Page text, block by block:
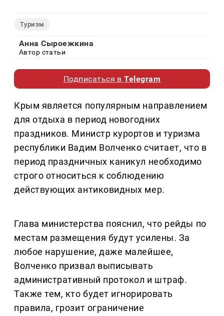
Туризм
Анна Сыроежкина
Автор статьи
Подписаться вTelegram
Крым является популярным направлением
для отдыха в период новогодних
праздников. Министр курортов и туризма
республики Вадим Волченко считает, что в
период праздничных каникул необходимо
строго относиться к соблюдению
действующих антиковидных мер.
Глава министерства пояснил, что рейды по
местам размещения будут усилены. За
любое нарушение, даже малейшее,
Волченко призвал выписывать
административный протокол и штраф.
Также тем, кто будет игнорировать
правила, грозит ограничение